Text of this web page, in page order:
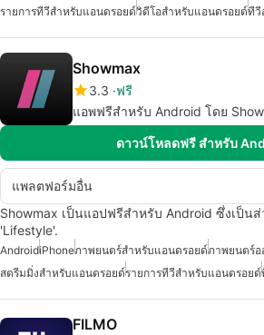
รายการทีวีสำหรับแอนดรอยด์วิดีโอสำหรับแอนดรอยด์ทีวี
Showmax
3.3 ฟรี
แอพฟรีสำหรับ Android โดย
ดาวน์โหลดฟรี สำหรับ
แพลตฟอร์มอื่น
Showmax เป็นแอปฟรีสำหรับ Android ซึ่งเป็น
'Lifestyle'.
AndroidiPhoneภาพยนตร์สำหรับแอนดรอยด์ภาพยนตร์อ
สตรีมมิ่งสำหรับแอนดรอยด์รายการทีวีสำหรับแอนดรอยด์
FILMO